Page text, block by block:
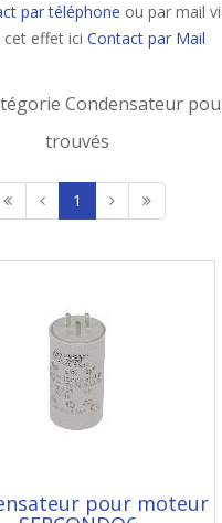
par téléphone ou par mail
effet ici Contact par Mail
Condensateur
trouvés
1
pour moteur